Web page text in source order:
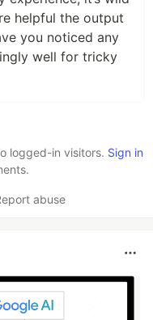
helpful the output
you noticed any
well for tricky
logged-in visitors. Sign in
abuse